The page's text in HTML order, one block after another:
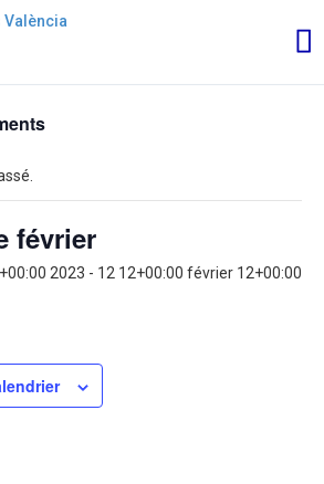
février
2023 - 12 12+00:00 février 12+00:00